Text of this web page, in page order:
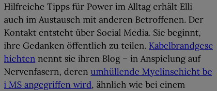
Hilfreiche Tipps für Power im Alltag erhält Elli
auch im Austausch mit anderen Betroffenen. Der
Kontakt entsteht über Social Media. Sie beginnt,
ihre Gedanken öffentlich zu teilen. Kabelbrandgesc
hichten nennt sie ihren Blog – in Anspielung auf
Nervenfasern, deren umhüllende Myelinschicht be
i MS angegriffen wird, ähnlich wie bei einem